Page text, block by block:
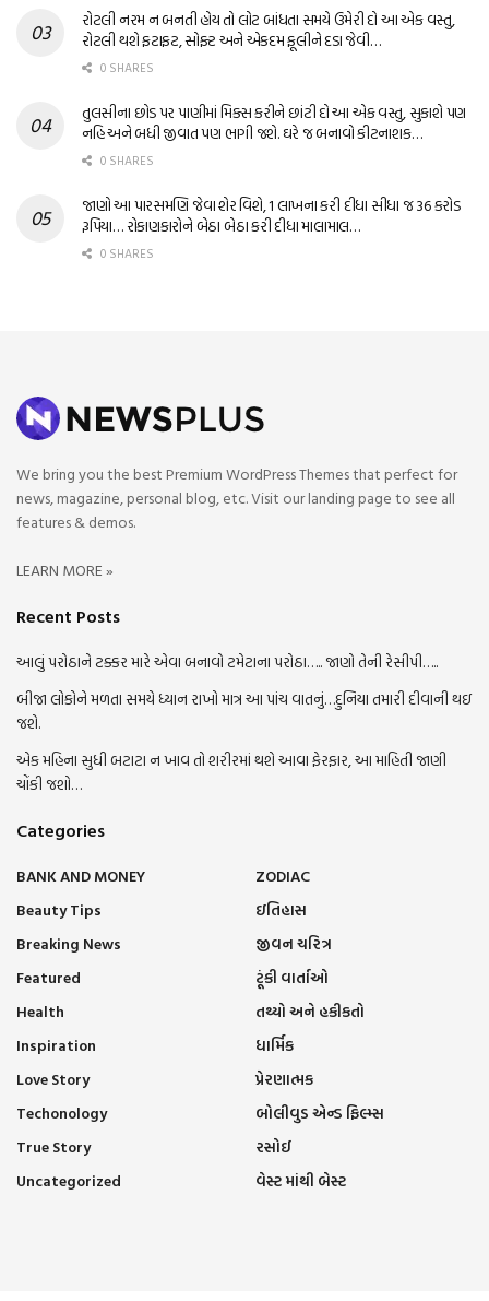
રોટલી નરમ ન બનતી હોય તો લોટ બાંધતા સમયે ઉમેરી દો આ એક વસ્તુ,
રોટલી થશે ફટાફટ, સોફ્ટ અને એકદમ ફૂલીને દડા જેવી…
0 SHARES
તુલસીના છોડ પર પાણીમાં મિક્સ કરીને છાંટી દો આ એક વસ્તુ, સુકાશે પણ
નહિ અને બધી જીવાત પણ ભાગી જશે. ઘરે જ બનાવો કીટનાશક…
0 SHARES
જાણો આ પારસમણિ જેવા શેર વિશે, 1 લાખના કરી દીધા સીધા જ 36 કરોડ
રૂપિયા… રોકાણકારોને બેઠા બેઠા કરી દીધા માલામાલ…
0 SHARES
We bring you the best Premium WordPress Themes that perfect for
news, magazine, personal blog, etc. Visit our landing page to see all
features & demos.
LEARN MORE »
Recent Posts
આલું પરોઠાને ટક્કર મારે એવા બનાવો ટમેટાના પરોઠા….. જાણો તેની રેસીપી…..
બીજા લોકોને મળતા સમયે ધ્યાન રાખો માત્ર આ પાંચ વાતનું…દુનિયા તમારી દીવાની થઇ
જશે.
એક મહિના સુધી બટાટા ન ખાવ તો શરીરમાં થશે આવા ફેરફાર, આ માહિતી જાણી
ચોંકી જશો…
Categories
BANK AND MONEY
Beauty Tips
Breaking News
Featured
Health
Inspiration
Love Story
Techonology
True Story
Uncategorized
ZODIAC
ઇતિહાસ
જીવન ચરિત્ર
ટૂંકી વાર્તાઓ
તથ્યો અને હકીકતો
ધાર્મિક
પ્રેરણાત્મક
બોલીવુડ એન્ડ ફિલ્મ્સ
રસોઈ
વેસ્ટ માંથી બેસ્ટ